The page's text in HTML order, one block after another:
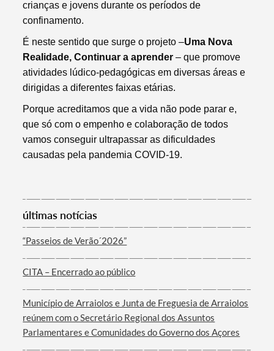
Termo de Pesquisa
Categorias gerais
crianças e jovens durante os períodos de
confinamento.
É neste sentido que surge o projeto –Uma Nova
Realidade, Continuar a aprender – que promove
atividades lúdico-pedagógicas em diversas áreas e
dirigidas a diferentes faixas etárias.
Porque acreditamos que a vida não pode parar e,
que só com o empenho e colaboração de todos
vamos conseguir ultrapassar as dificuldades
causadas pela pandemia COVID-19.
últimas notícias
“Passeios de Verão´2026”
CITA – Encerrado ao público
Município de Arraiolos e Junta de Freguesia de Arraiolos
reúnem com o Secretário Regional dos Assuntos
Parlamentares e Comunidades do Governo dos Açores